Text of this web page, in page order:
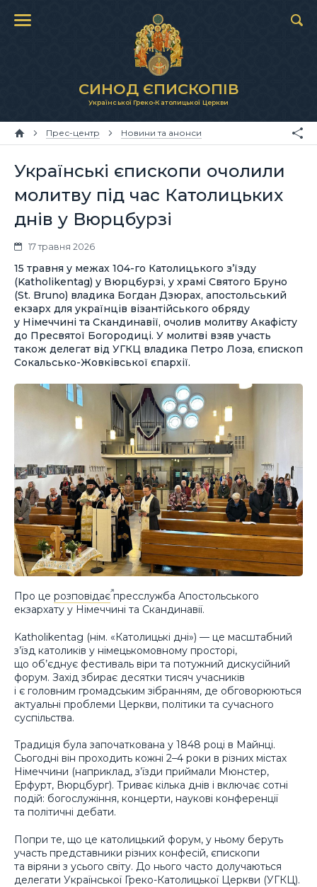
СИНОД ЄПИСКОПІВ
Української Греко-Католицької Церкви
Прес-центр Новини та анонси
Українські єпископи очолили
молитву під час Католицьких
днів у Вюрцбурзі
17 травня 2026
15 травня у межах 104-го Католицького з’їзду
(Katholikentag) у Вюрцбурзі, у храмі Святого Бруно
(St. Bruno) владика Богдан Дзюрах, апостольський
екзарх для українців візантійського обряду
у Німеччині та Скандинавії, очолив молитву Акафісту
до Пресвятої Богородиці. У молитві взяв участь
також делегат від УГКЦ владика Петро Лоза, єпископ
Сокальсько-Жовківської єпархії.
Про це розповідаєпресслужба Апостольського
екзархату у Німеччині та Скандинавії.
Katholikentag (нім. «Католицькі дні») — це масштабний
з’їзд католиків у німецькомовному просторі,
що об’єднує фестиваль віри та потужний дискусійний
форум. Захід збирає десятки тисяч учасників
і є головним громадським зібранням, де обговорюються
актуальні проблеми Церкви, політики та сучасного
суспільства.
Традиція була започаткована у 1848 році в Майнці.
Сьогодні він проходить кожні 2–4 роки в різних містах
Німеччини (наприклад, з’їзди приймали Мюнстер,
Ерфурт, Вюрцбург). Триває кілька днів і включає сотні
подій: богослужіння, концерти, наукові конференції
та політичні дебати.
Попри те, що це католицький форум, у ньому беруть
участь представники різних конфесій, єпископи
та віряни з усього світу. До нього часто долучаються
делегати Української Греко-Католицької Церкви (УГКЦ).